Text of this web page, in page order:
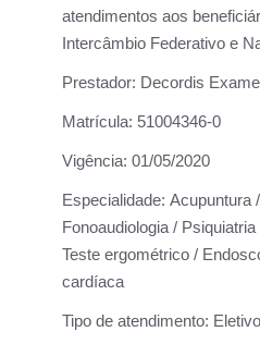
atendimentos aos
Intercâmbio Federativo e
Prestador: Decordis
Matrícula: 51004346-0
Vigência: 01/05/2020
Especialidade: Acupuntura
Fonoaudiologia /
Teste ergométrico /
cardíaca
Tipo de atendimento: Eletivo